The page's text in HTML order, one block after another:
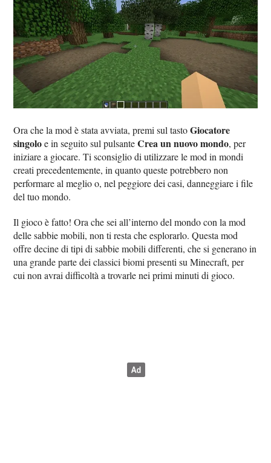
Ora che la mod è stata avviata, premi sul tastoGiocatore
singoloe in seguito sul pulsanteCrea un nuovo mondo, per
iniziare a giocare. Ti sconsiglio di utilizzare le mod in mondi
creati precedentemente, in quanto queste potrebbero non
performare al meglio o, nel peggiore dei casi, danneggiare i file
del tuo mondo.
Il gioco è fatto! Ora che sei all’interno del mondo con la mod
delle sabbie mobili, non ti resta che esplorarlo. Questa mod
offre decine di tipi di sabbie mobili differenti, che si generano in
una grande parte dei classici biomi presenti su Minecraft, per
cui non avrai difficoltà a trovarle nei primi minuti di gioco.